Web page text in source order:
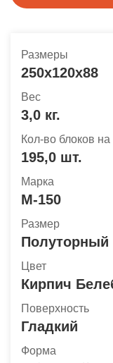
Размеры
250x120x88
Вес
3,0 кг.
Кол-во блоков
195,0 шт.
Марка
М-150
Размер
Полуторный
Цвет
Кирпич
Поверхность
Гладкий
Форма